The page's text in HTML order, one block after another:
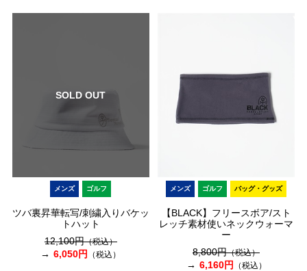
SOLD OUT
メンズ ゴルフ
ツバ裏昇華転写/刺繍入りバケッ
トハット
12,100円（税込）
6,050円 （税込）
メンズ ゴルフ バッグ・グッズ
【BLACK】フリースボア/スト
レッチ素材使いネックウォーマ
ー
8,800円（税込）
6,160円 （税込）